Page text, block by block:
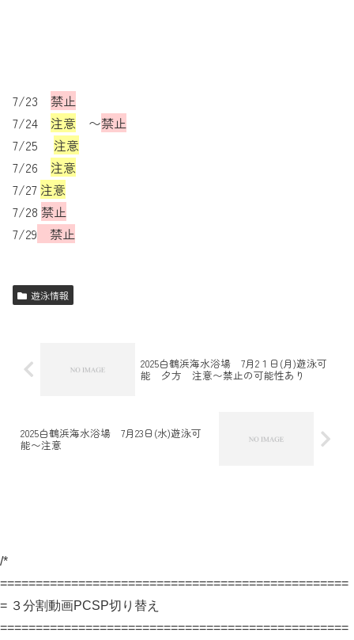
7/23 禁止
7/24 注意 〜禁止
7/25 注意
7/26 注意
7/27 注意
7/28 禁止
7/29
禁止
遊泳情報
2025白鶴浜海水浴場 7月2１日(月)遊泳可
能 夕方 注意〜禁止の可能性あり
2025白鶴浜海水浴場 7月23日(水)遊泳可
能〜注意
/*
=================================================
= ３分割動画PCSP切り替え
=================================================